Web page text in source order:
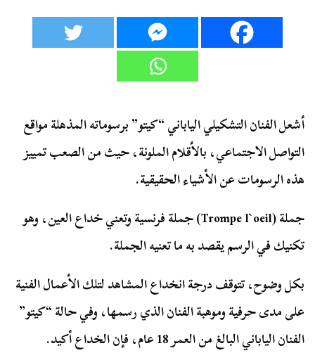
أشعل الفنان التشكيلي الياباني “كيتو” برسوماته المذهلة مواقع
التواصل الاجتماعي، بالأقلام الملونة، حيث من الصعب تمييز
هذه الرسومات عن الأشياء الحقيقية.
جملة (Trompe l`oeil) جملة فرنسية وتعني خداع العين، وهو
تكنيك في الرسم يقصد به ما تعنيه الجملة.
بكل وضوح، تتوقف درجة انخداع المشاهد لتلك الأعمال الفنية
على مدى حرفية وموهبة الفنان الذي رسمها، وفي حالة “كيتو”
الفنان الياباني البالغ من العمر 18 عام، فإن الخداع أكيد.